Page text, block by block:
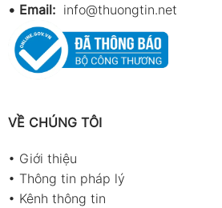
• Email: info@thuongtin.net
VỀ CHÚNG TÔI
• Giới thiệu
• Thông tin pháp lý
• Kênh thông tin